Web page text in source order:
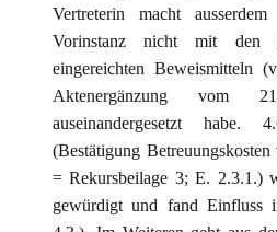
Vertreterin macht
Vorinstanz nicht mit den
eingereichten Beweismitteln
Aktenergänzung vom
auseinandergesetzt
(Bestätigung
= Rekursbeilage 3; E. 2.3.1.)
gewürdigt und fand Einfluss